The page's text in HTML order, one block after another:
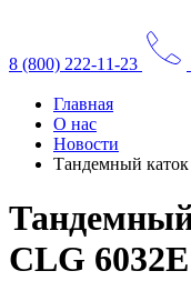
8 (800) 222-11-23
Главная
О нас
Новости
Тандемный
CLG 6032E